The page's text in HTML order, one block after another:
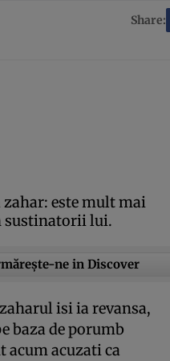
Share:
zahar: este mult mai
sustinatorii lui.
ne in Discover
isi ia revansa,
baza de porumb
acum acuzati ca